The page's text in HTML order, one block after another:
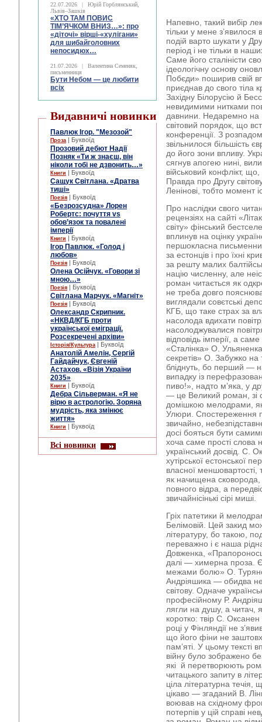
22.07.2026 |
Юрій Горблянський,
Львів–Зашків
«ХТО ТАМ ПОВИС
ТІМ’ЯЧКОМ ВНИЗ…»: про
«діточі» вірші-«хулігани»
для шибайголовних
непосидюх…
21.07.2026 |
Валентина Семеняк,
письменниця
Бути Небом ― це любити
всіх
Видавничі новинки
Павлюк Ігор. "Мезозой"
Проза | Буквоїд
Прозовий дебют Надії
Позняк «Ти ж знаєш, він
ніколи тобі не дзвонить…»
Книги | Буквоїд
Сащук Світлана. «Дратва
тиші»
Поезія | Буквоїд
«Безрозсудна» Лорен
Робертс: почуття vs
обов’язок та повалені
імперії
Книги | Буквоїд
Ігор Павлюк. «Голод і
любов»
Поезія | Буквоїд
Олена Осійчук. «Говори зі
мною…»
Поезія | Буквоїд
Світлана Марчук. «Магніт»
Поезія | Буквоїд
Олександр Скрипник.
«НКВД/КГБ проти
української еміграції.
Розсекречені архіви»
Історія/Культура | Буквоїд
Анатолій Амелін, Сергій
Гайдайчук, Євгеній
Астахов. «Візія України
2035»
Книги | Буквоїд
Дебра Сільверман. «Я не
вірю в астрологію. Зоряна
мудрість, яка змінює
життя»
Книги | Буквоїд
Всі новинки
Напевно, такий вибір
тільки у мене
подій варто шукати у
період і не тільки в
Саме його сталіністи
ідеологічну основу
Побєди» поширив свій
приєднав до свого тіла
Західну Білорусію й
невидимими нитками
давнини. Недаремно на
світовий порядок, що
конференції. З
звільнилося більшість
до його зони впливу.
сягнув апогею нині,
військовий конфлікт,
Правда про Другу
Ленінові, тобто момент
Про наслідки свого
рецензіях на сайті
світу» фінський
вплинув на оцінку
першокласна
за естонців і про їхні
за решту малих
націю численну, але
роман читається як
не треба довго
виглядали совєтські
КГБ, що таке страх за
насолода вдихати
насолоджувалися
відповідь імперії, а
«Сталінка» О.
секретів» О. Забужко
бліднуть, бо перший —
випадку із
пиво!», надто м’яка, у
— це Великий роман, зі
домішкою мелодрами,
Улюри. Спостереження
звичайно,
досі бояться бути
хоча саме прості слова
український досвід. С.
хутірської естонської
власної меншовартості,
як начищена
повного відра, а
звичайнісінькі сірі миші.
Гріх патетики й
Белімовій. Цей закид
літературу, бо такою,
переважно і є наша
Довженка,
далі — химерна проза.
межами болю» О.
Андріяшика — обидва
світову. Одначе
професійному Р.
лягли на душу, а читач,
коротко: твір С.
році у Фінляндії не
що його фіни не
пам’яті. У цьому тексті
війну було зображено
які й перетворюють
читацького запиту в
ціла літературна
цікаво — згаданий В.
воював на східному
потерпів у цій справі